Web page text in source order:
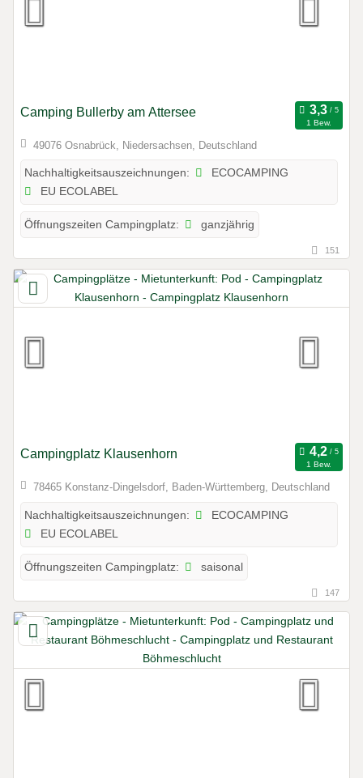
Camping Bullerby am Attersee
1 Bew.
49076 Osnabrück, Niedersachsen, Deutschland
Nachhaltigkeitsauszeichnungen:
ECOCAMPING
EU ECOLABEL
Öffnungszeiten Campingplatz: ganzjährig
151
Campingplatz Klausenhorn
1 Bew.
78465 Konstanz-Dingelsdorf, Baden-Württemberg, Deutschland
Nachhaltigkeitsauszeichnungen:
ECOCAMPING
EU ECOLABEL
Öffnungszeiten Campingplatz: saisonal
147